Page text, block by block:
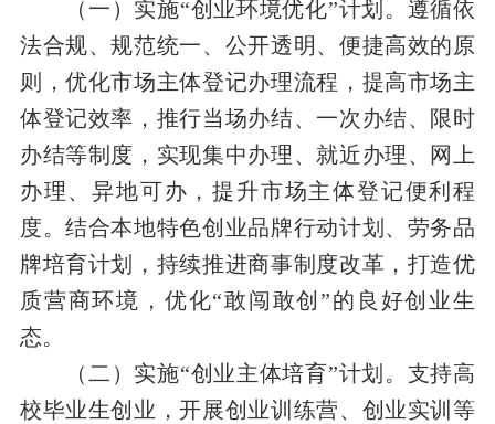
（一）实施“创业环境优化”计划。遵循依
法合规、规范统一、公开透明、便捷高效的原
则，优化市场主体登记办理流程，提高市场主
体登记效率，推行当场办结、一次办结、限时
办结等制度，实现集中办理、就近办理、网上
办理、异地可办，提升市场主体登记便利程
度。结合本地特色创业品牌行动计划、劳务品
牌培育计划，持续推进商事制度改革，打造优
质营商环境，优化“敢闯敢创”的良好创业生
态。
（二）实施“创业主体培育”计划。支持高
校毕业生创业，开展创业训练营、创业实训等